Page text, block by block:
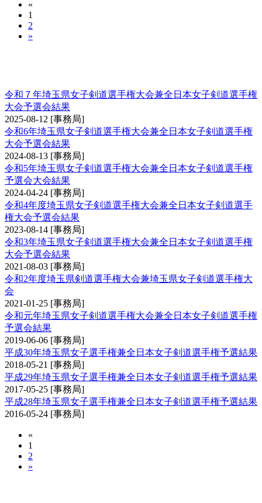
«
1
2
»
令和７年埼玉県女子剣道選手権大会兼全日本女子剣道選手権
大会予選会結果
2025-08-12 [事務局]
令和6年埼玉県女子剣道選手権大会兼全日本女子剣道選手権
大会予選会結果
2024-08-13 [事務局]
令和5年埼玉県女子剣道選手権大会兼全日本女子剣道選手権
予選会大会結果
2024-04-24 [事務局]
令和4年度埼玉県女子剣道選手権大会兼全日本女子剣道選手
権大会予選会結果
2023-08-14 [事務局]
令和3年埼玉県女子剣道選手権大会兼全日本女子剣道選手権
大会予選会結果
2021-08-03 [事務局]
令和2年度埼玉県剣道選手権大会兼埼玉県女子剣道選手権大
会
2021-01-25 [事務局]
令和元年埼玉県女子剣道選手権大会兼全日本女子剣道選手権
予選会結果
2019-06-06 [事務局]
平成30年埼玉県女子選手権兼全日本女子剣道選手権予選結果
2018-05-21 [事務局]
平成29年埼玉県女子選手権兼全日本女子剣道選手権予選結果
2017-05-25 [事務局]
平成28年埼玉県女子選手権兼全日本女子剣道選手権予選結果
2016-05-24 [事務局]
«
1
2
»